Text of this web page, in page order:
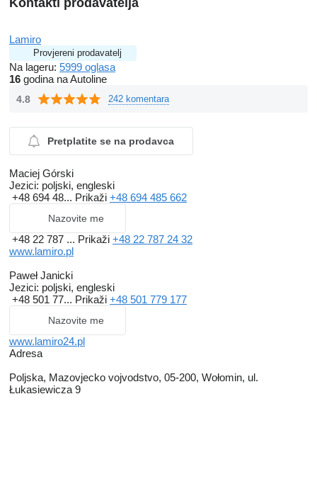
Kontakti prodavatelja
Lamiro
Provjereni prodavatelj
Na lageru: 5999 oglasa
16 godina na Autoline
4.8 242 komentara
Pretplatite se na prodavca
Maciej Górski
Jezici: poljski, engleski
+48 694 48... Prikaži +48 694 485 662
Nazovite me
+48 22 787 ... Prikaži +48 22 787 24 32
www.lamiro.pl
Paweł Janicki
Jezici: poljski, engleski
+48 501 77... Prikaži +48 501 779 177
Nazovite me
www.lamiro24.pl
Adresa
Poljska, Mazovjecko vojvodstvo, 05-200, Wołomin, ul.
Łukasiewicza 9